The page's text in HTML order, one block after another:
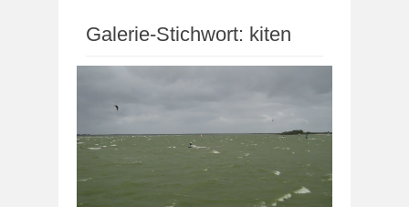
Galerie-Stichwort: kiten